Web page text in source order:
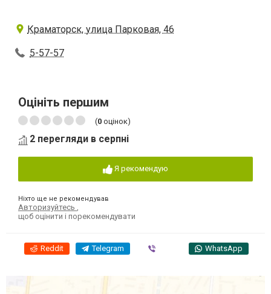
Краматорск, улица Парковая, 46
5-57-57
Оцініть першим
(0 оцінок)
2 перегляди в серпні
Я рекомендую
Ніхто ще не рекомендував
Авторизуйтесь
щоб оцінити і порекомендувати
Reddit Telegram WhatsApp